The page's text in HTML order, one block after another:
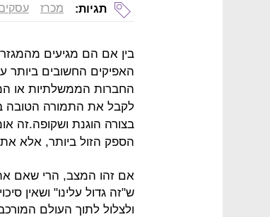
תגיות: מכרז
בין אם הם מגיעים
האפיקים החשובים ביותר
החברות הממשלתיות או
לקבל את התמורה הטובה
בצורה הוגנת ושקופה.זה
הספק הזול ביותר, אלא את
אם זהו המצב, הרי שאם
ש"זה גדול עלינו" ושאין
ולצלול לתוך העולם